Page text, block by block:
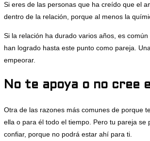
Si eres de las personas que ha creído que el
dentro de la relación, porque al menos la
Si la relación ha durado varios años, es
han logrado hasta este punto como pareja.
empeorar.
No te apoya o no cree
Otra de las razones más comunes de porque
ella o para él todo el tiempo. Pero tu pareja
confiar, porque no podrá estar ahí para ti.